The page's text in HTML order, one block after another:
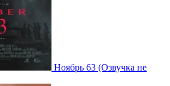
Ноябрь 63 (Озвучка не